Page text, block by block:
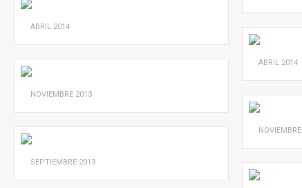
ABRIL 2014
ABRIL 2014
NOVIEMBRE 2013
NOVIEMBRE
SEPTIEMBRE 2013